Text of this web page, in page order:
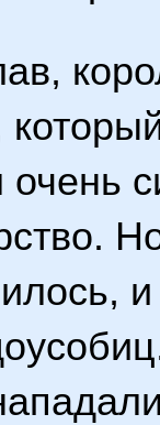
очень